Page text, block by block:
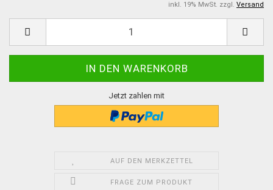
inkl. 19% MwSt. zzgl. Versand
Jetzt zahlen mit
AUF DEN MERKZETTEL
FRAGE ZUM PRODUKT